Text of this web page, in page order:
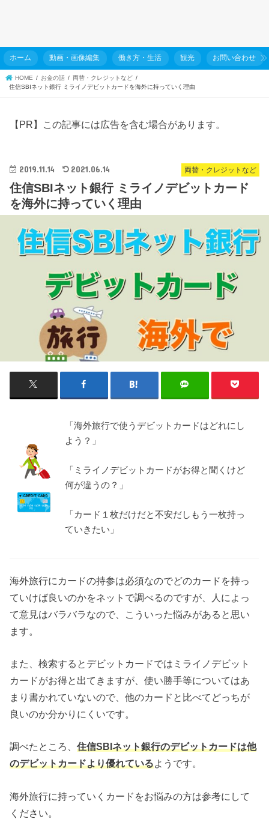
ホーム 動画・画像編集 働き方・生活 観光 お問い合わせ
HOME お金の話
両替・クレジットなど
住信SBIネット銀行 ミライノデビットカードを海外に持っていく理由
【PR】この記事には広告を含む場合があります。
両替・クレジットなど
2019.11.14 2021.06.14
住信SBIネット銀行 ミライノデビットカード
を海外に持っていく理由
「海外旅行で使うデビットカードはどれにし
よう？」
「ミライノデビットカードがお得と聞くけど
何が違うの？」
「カード１枚だけだと不安だしもう一枚持っ
ていきたい」
海外旅行にカードの持参は必須なのでどのカードを持っ
ていけば良いのかをネットで調べるのですが、人によっ
て意見はバラバラなので、こういった悩みがあると思い
ます。
また、検索するとデビットカードではミライノデビット
カードがお得と出てきますが、使い勝手等についてはあ
まり書かれていないので、他のカードと比べてどっちが
良いのか分かりにくいです。
調べたところ、住信SBIネット銀行のデビットカードは他
のデビットカードより優れているようです。
海外旅行に持っていくカードをお悩みの方は参考にして
ください。